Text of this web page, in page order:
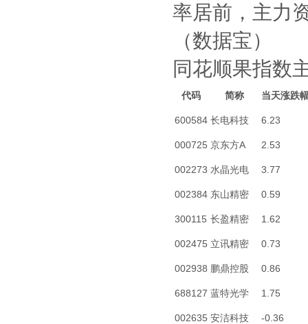
率居前，主力
（数据宝）
同花顺果指数
代码 简称 当天涨跌
600584 长电科技 6.23
000725 京东方A 2.53
002273 水晶光电 3.77
002384 东山精密 0.59
300115 长盈精密 1.62
002475 立讯精密 0.73
002938 鹏鼎控股 0.86
688127 蓝特光学 1.75
002635 安洁科技 -0.36